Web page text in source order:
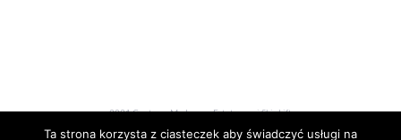
2021 Centrum Medycyny Estetycznej SkinLift
Ta strona korzysta z ciasteczek aby świadczyć usługi na